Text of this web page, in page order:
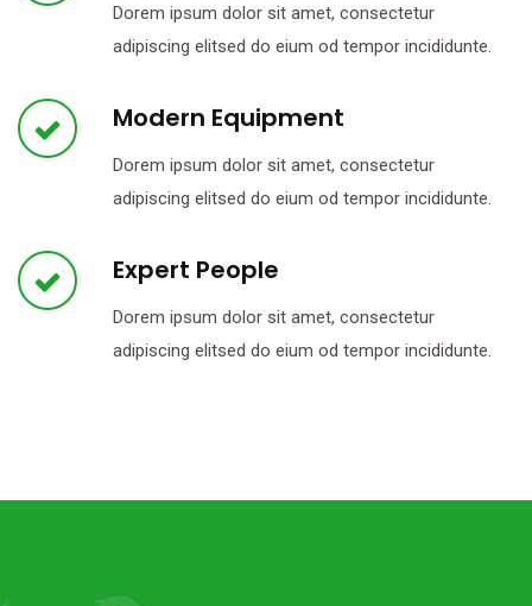
Dorem ipsum dolor sit amet, consectetur
adipiscing elitsed do eium od tempor incididunte.
Modern Equipment
Dorem ipsum dolor sit amet, consectetur
adipiscing elitsed do eium od tempor incididunte.
Expert People
Dorem ipsum dolor sit amet, consectetur
adipiscing elitsed do eium od tempor incididunte.